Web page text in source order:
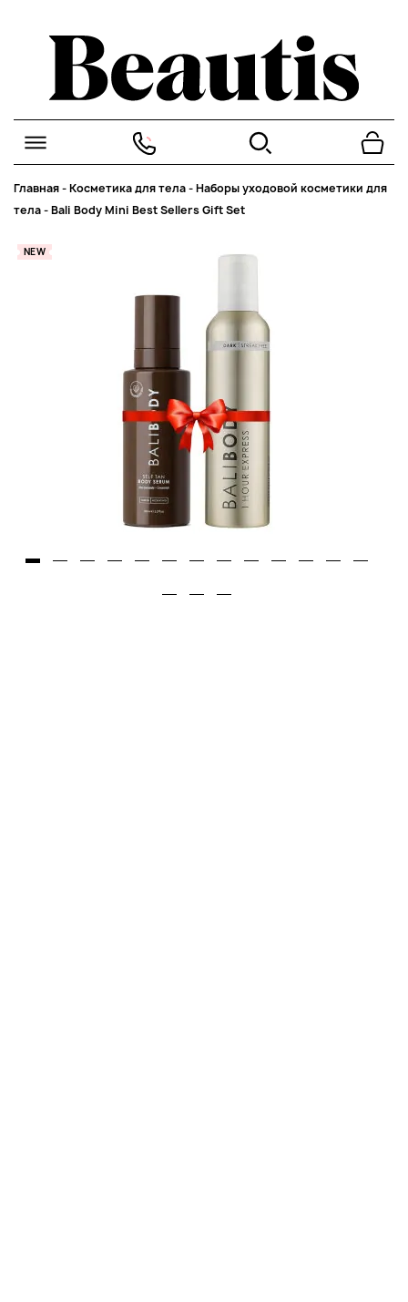
Главная-Косметика для тела-Наборы уходовой косметики для
тела-Bali Body Mini Best Sellers Gift Set
NEW